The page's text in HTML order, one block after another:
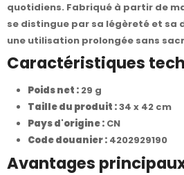
quotidiens. Fabriqué à partir de
se distingue par sa légèreté et
une utilisation prolongée sans
Caractéristiques
Poids net : 29 g
Taille du produit :34 x 42 cm
Pays d'origine : CN
Code douanier : 4202929190
Avantages